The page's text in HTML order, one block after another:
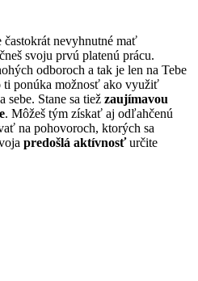
nevyhnutné mať
svoju prvú platenú prácu.
odboroch a tak je len na Tebe
ponúka možnosť ako využiť
sebe. Stane sa tiež zaujímavou
. Môžeš tým získať aj odľahčenú
na pohovoroch, ktorých sa
predošlá aktívnosťurčite